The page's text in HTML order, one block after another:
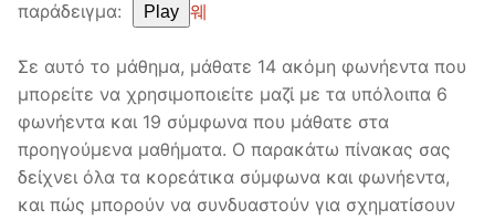
παράδειγμα:
Play 웨
Σε αυτό το μάθημα, μάθατε 14 ακόμη φωνήεντα που
μπορείτε να χρησιμοποιείτε μαζί με τα υπόλοιπα 6
φωνήεντα και 19 σύμφωνα που μάθατε στα
προηγούμενα μαθήματα. Ο παρακάτω πίνακας σας
δείχνει όλα τα κορεάτικα σύμφωνα και φωνήεντα,
και πώς μπορούν να συνδυαστούν για σχηματίσουν